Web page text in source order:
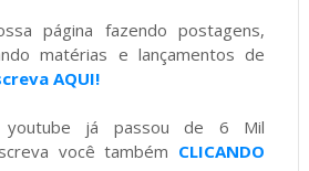
página fazendo postagens,
matérias e lançamentos de
AQUI!
youtube já passou de 6 Mil
você também CLICANDO